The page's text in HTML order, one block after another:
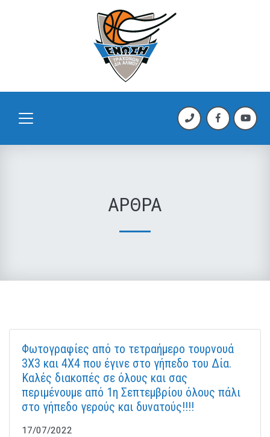
ΑΡΘΡΑ
Φωτογραφίες από το τετραήμερο τουρνουά
3X3 και 4X4 που έγινε στο γήπεδο του Δία.
Καλές διακοπές σε όλους και σας
περιμένουμε από 1η Σεπτεμβρίου όλους πάλι
στο γήπεδο γερούς και δυνατούς!!!!
17/07/2022